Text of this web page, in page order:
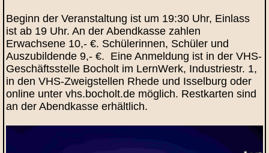
Beginn der Veranstaltung ist um 19:30 Uhr, Einlass
ist ab 19 Uhr. An der Abendkasse zahlen
Erwachsene 10,- €. Schülerinnen, Schüler und
Auszubildende 9,- €. Eine Anmeldung ist in der VHS-
Geschäftsstelle Bocholt im LernWerk, Industriestr. 1,
in den VHS-Zweigstellen Rhede und Isselburg oder
online unter vhs.bocholt.de möglich. Restkarten sind
an der Abendkasse erhältlich.